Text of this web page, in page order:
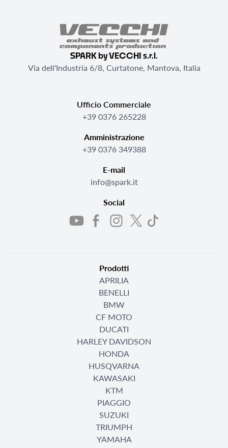
SPARK by VECCHI s.r.l.
Via dell'Industria 6/8, Curtatone, Mantova, Italia
Ufficio Commerciale
+39 0376 265228
Amministrazione
+39 0376 349388
E-mail
info@spark.it
Social
Prodotti
APRILIA
BENELLI
BMW
CF MOTO
DUCATI
HARLEY DAVIDSON
HONDA
HUSQVARNA
KAWASAKI
KTM
PIAGGIO
SUZUKI
TRIUMPH
YAMAHA